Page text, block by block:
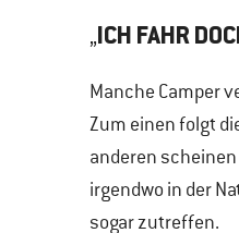
„ICH FAHR
Manche Camper
Zum einen folgt
anderen
irgendwo in der
sogar zutreffen.